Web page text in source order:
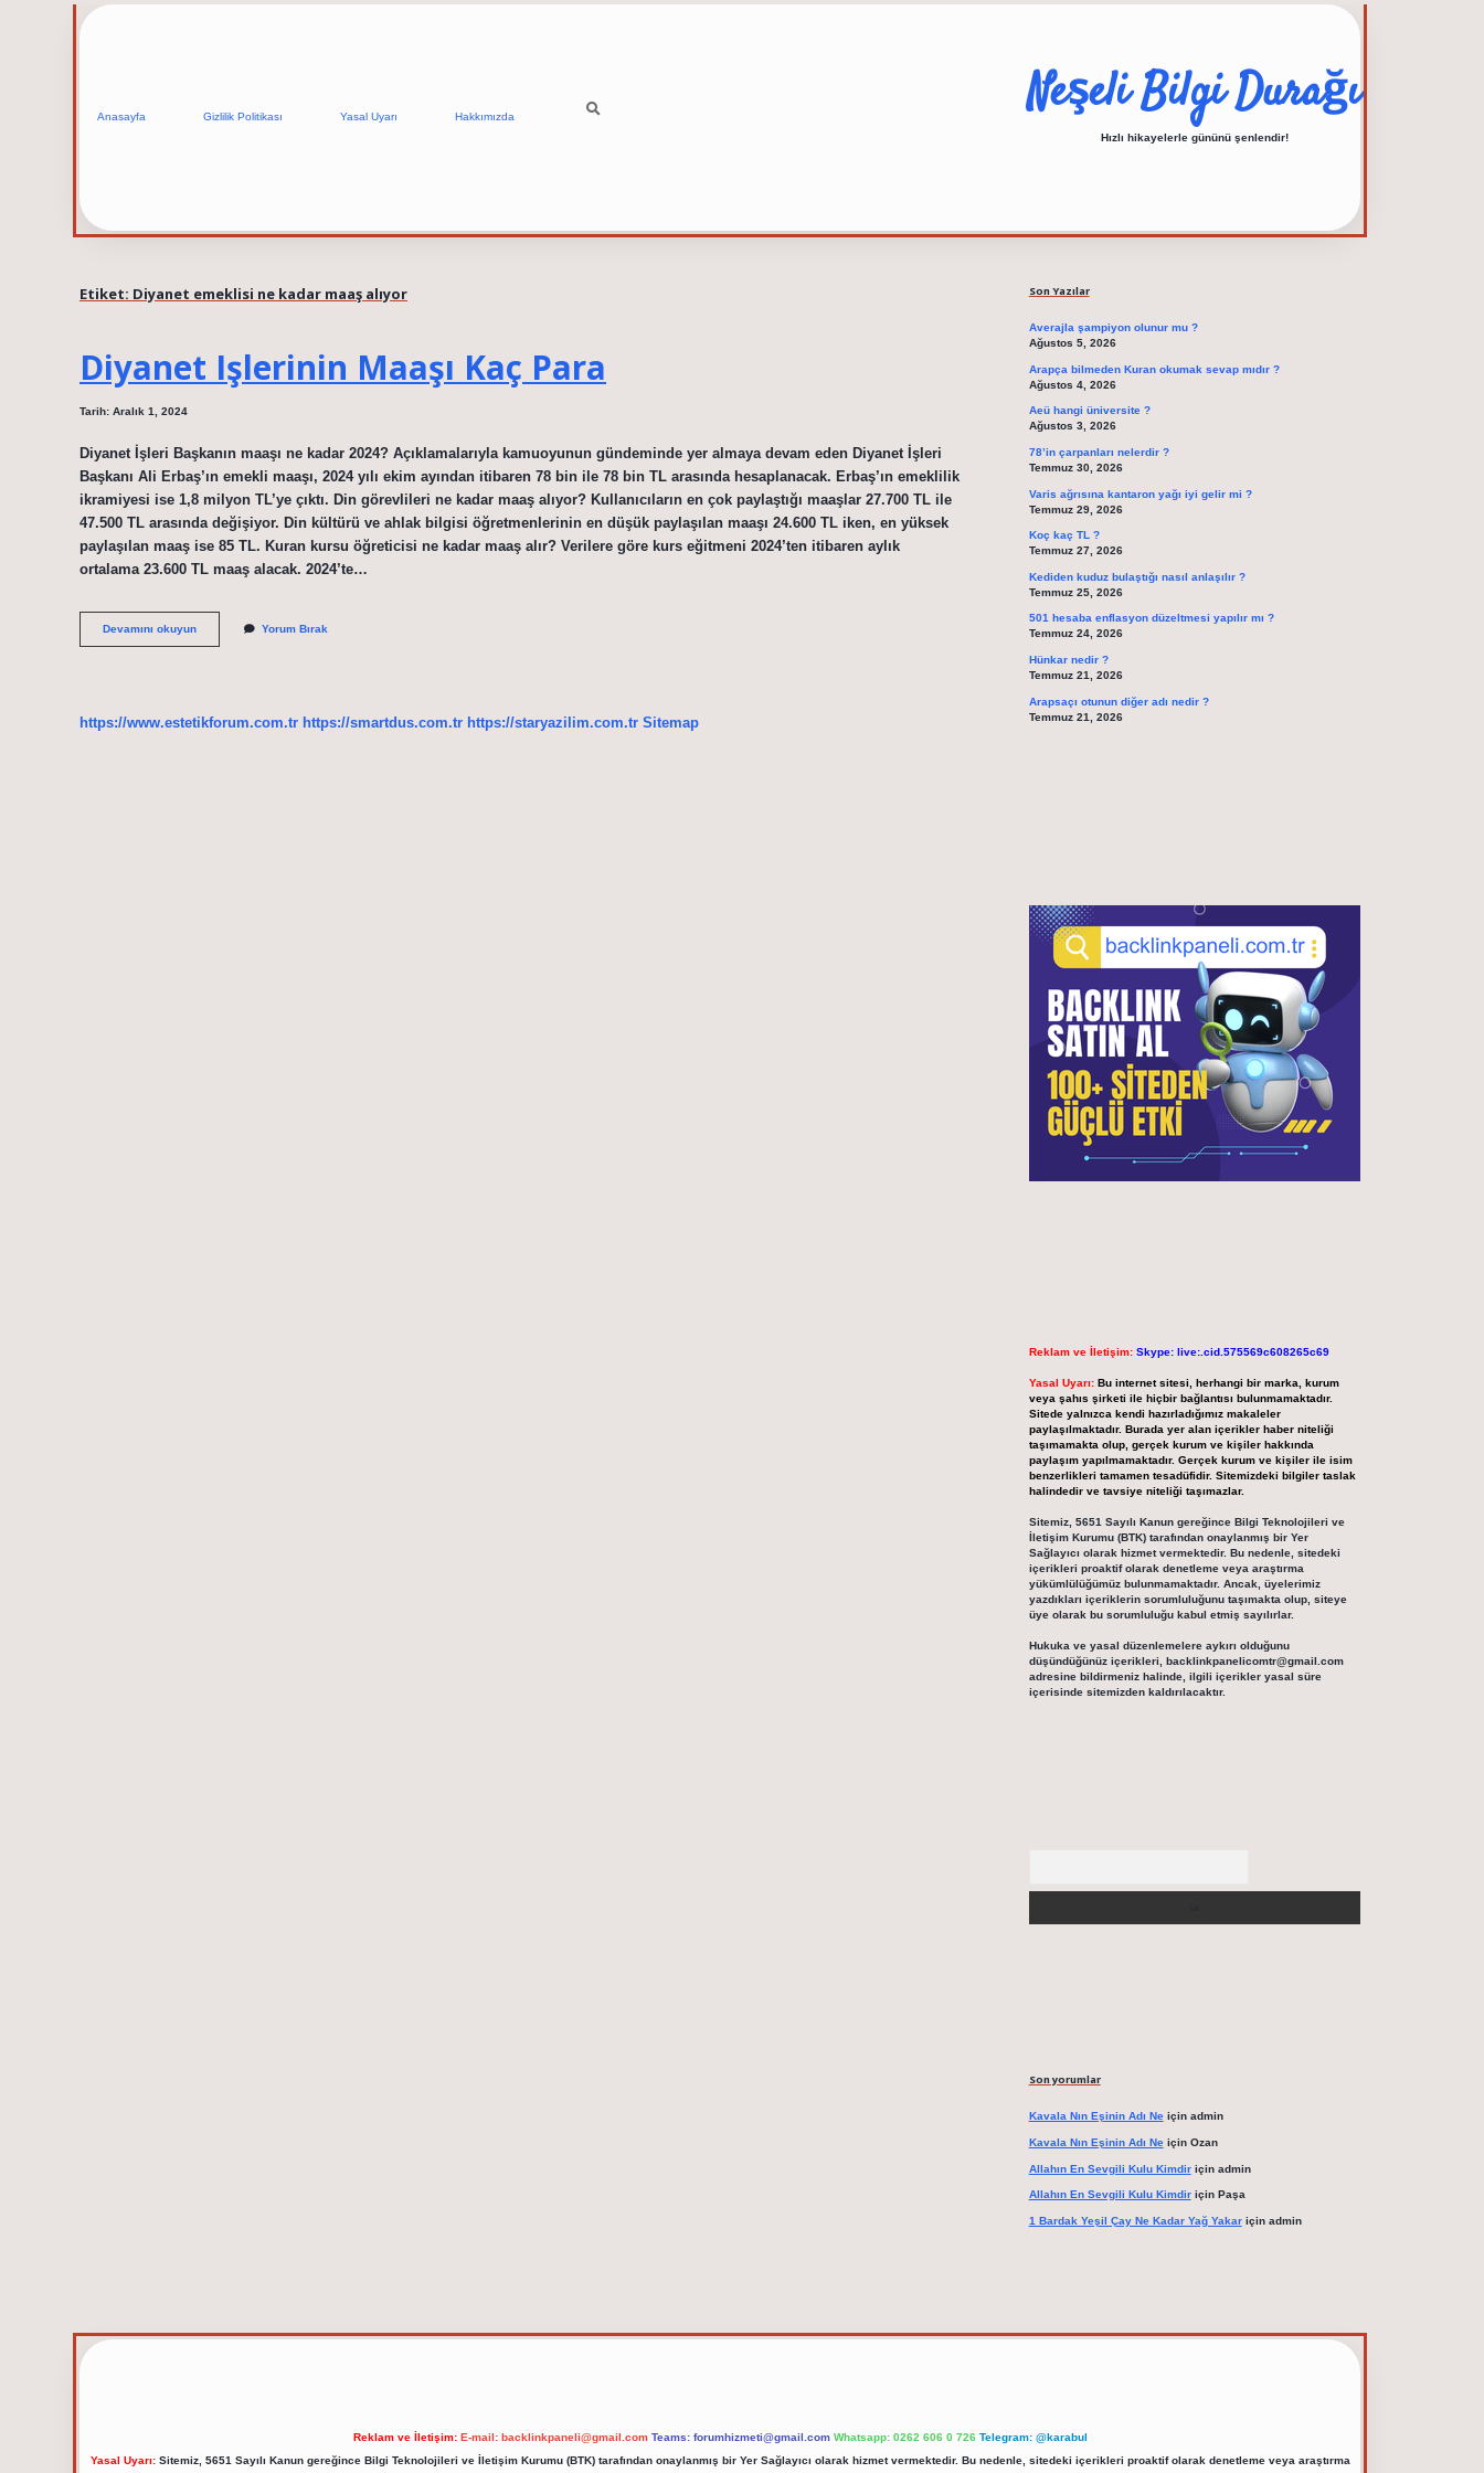
Anasayfa Gizlilik Politikası Yasal Uyarı Hakkımızda Neşeli Bilgi Durağı
Hızlı hikayelerle gününü şenlendir!
Etiket: Diyanet emeklisi ne kadar maaş alıyor
Diyanet Işlerinin Maaşı Kaç Para
Tarih: Aralık 1, 2024
Diyanet İşleri Başkanın maaşı ne kadar 2024? Açıklamalarıyla kamuoyunun gündeminde yer almaya devam eden Diyanet İşleri
Başkanı Ali Erbaş’ın emekli maaşı, 2024 yılı ekim ayından itibaren 78 bin ile 78 bin TL arasında hesaplanacak. Erbaş’ın emeklilik
ikramiyesi ise 1,8 milyon TL’ye çıktı. Din görevlileri ne kadar maaş alıyor? Kullanıcıların en çok paylaştığı maaşlar 27.700 TL ile
47.500 TL arasında değişiyor. Din kültürü ve ahlak bilgisi öğretmenlerinin en düşük paylaşılan maaşı 24.600 TL iken, en yüksek
paylaşılan maaş ise 85 TL. Kuran kursu öğreticisi ne kadar maaş alır? Verilere göre kurs eğitmeni 2024’ten itibaren aylık
ortalama 23.600 TL maaş alacak. 2024’te…
Devamını okuyunDiyanet
Işlerinin
Yorum Bırak
https://www.estetikforum.com.tr https://smartdus.com.tr https://staryazilim.com.tr Sitemap
Son Yazılar
Averajla şampiyon olunur mu ?
Ağustos 5, 2026
Arapça bilmeden Kuran okumak sevap mıdır ?
Ağustos 4, 2026
Aeü hangi üniversite ?
Ağustos 3, 2026
78’in çarpanları nelerdir ?
Temmuz 30, 2026
Varis ağrısına kantaron yağı iyi gelir mi ?
Temmuz 29, 2026
Koç kaç TL ?
Temmuz 27, 2026
Kediden kuduz bulaştığı nasıl anlaşılır ?
Temmuz 25, 2026
501 hesaba enflasyon düzeltmesi yapılır mı ?
Temmuz 24, 2026
Hünkar nedir ?
Temmuz 21, 2026
Arapsaçı otunun diğer adı nedir ?
Temmuz 21, 2026
Reklam ve İletişim: Skype: live:.cid.575569c608265c69
Yasal Uyarı: Bu internet sitesi, herhangi bir marka, kurum
veya şahıs şirketi ile hiçbir bağlantısı bulunmamaktadır.
Sitede yalnızca kendi hazırladığımız makaleler
paylaşılmaktadır. Burada yer alan içerikler haber niteliği
taşımamakta olup, gerçek kurum ve kişiler hakkında
paylaşım yapılmamaktadır. Gerçek kurum ve kişiler ile isim
benzerlikleri tamamen tesadüfidir. Sitemizdeki bilgiler taslak
halindedir ve tavsiye niteliği taşımazlar.
Sitemiz, 5651 Sayılı Kanun gereğince Bilgi Teknolojileri ve
İletişim Kurumu (BTK) tarafından onaylanmış bir Yer
Sağlayıcı olarak hizmet vermektedir. Bu nedenle, sitedeki
içerikleri proaktif olarak denetleme veya araştırma
yükümlülüğümüz bulunmamaktadır. Ancak, üyelerimiz
yazdıkları içeriklerin sorumluluğunu taşımakta olup, siteye
üye olarak bu sorumluluğu kabul etmiş sayılırlar.
Hukuka ve yasal düzenlemelere aykırı olduğunu
düşündüğünüz içerikleri, backlinkpanelicomtr@gmail.com
adresine bildirmeniz halinde, ilgili içerikler yasal süre
içerisinde sitemizden kaldırılacaktır.
Son yorumlar
Kavala Nın Eşinin Adı Neiçin admin
Kavala Nın Eşinin Adı Neiçin Ozan
Allahın En Sevgili Kulu Kimdiriçin admin
Allahın En Sevgili Kulu Kimdiriçin Paşa
1 Bardak Yeşil Çay Ne Kadar Yağ Yakariçin admin
elexbet güncel adresi
Reklam ve İletişim: E-mail: backlinkpaneli@gmail.com Teams: forumhizmeti@gmail.com Whatsapp: 0262 606 0 726 Telegram: @karabul
Yasal Uyarı:Sitemiz, 5651 Sayılı Kanun gereğince Bilgi Teknolojileri ve İletişim Kurumu (BTK) tarafından onaylanmış bir Yer Sağlayıcı olarak hizmet vermektedir. Bu nedenle, sitedeki içerikleri proaktif olarak denetleme veya araştırma